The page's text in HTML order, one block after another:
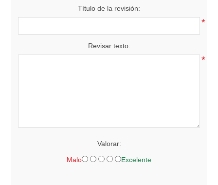
Título de la revisión:
*
Revisar texto:
*
Valorar:
Malo Excelente